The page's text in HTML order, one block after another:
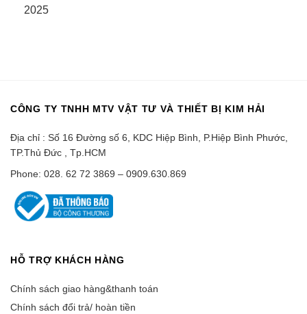
2025
CÔNG TY TNHH MTV VẬT TƯ VÀ THIẾT BỊ KIM HẢI
Địa chỉ : Số 16 Đường số 6, KDC Hiệp Bình, P.Hiệp Bình Phước,
TP.Thủ Đức , Tp.HCM
Phone: 028. 62 72 3869 – 0909.630.869
HỖ TRỢ KHÁCH HÀNG
Chính sách giao hàng&thanh toán
Chính sách đổi trả/ hoàn tiền